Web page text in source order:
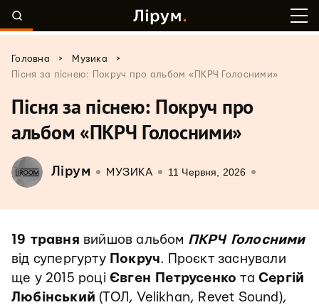
Головна > Музика
>
Пісня за піснею: Покруч про альбом «ПКРЧ Голосними»
Пісня за піснею: Покруч про
альбом «ПКРЧ Голосними»
Лірум МУЗИКА 11 Червня, 2026
19 травня вийшов альбом ПКРЧ Голосними
від супергурту Покруч. Проєкт заснували
ще у 2015 році Євген Петрусенко таСергій
Любінський (ТОЛ, Velikhan, Revet Sound),